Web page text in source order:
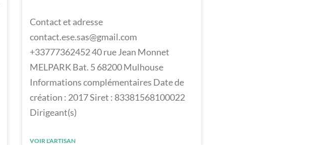
Contact et adresse
contact.ese.sas@gmail.com
+33777362452 40 rue Jean Monnet
MELPARK Bat. 5 68200 Mulhouse
Informations complémentaires Date de
création : 2017 Siret : 83381568100022
Dirigeant(s)
VOIR L'ARTISAN